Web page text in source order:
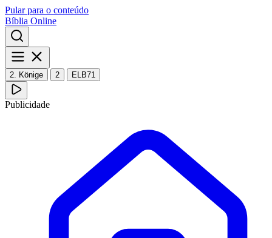
Pular para o conteúdo
Bíblia Online
2. Könige 2 ELB71
Publicidade